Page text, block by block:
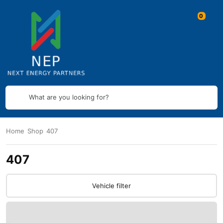
What are you looking for?
Home Shop 407
407
Vehicle filter